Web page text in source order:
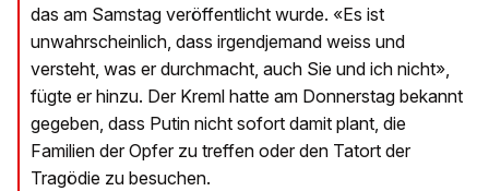
das am Samstag veröffentlicht wurde. «Es ist
unwahrscheinlich, dass irgendjemand weiss und
versteht, was er durchmacht, auch Sie und ich nicht»,
fügte er hinzu. Der Kreml hatte am Donnerstag bekannt
gegeben, dass Putin nicht sofort damit plant, die
Familien der Opfer zu treffen oder den Tatort der
Tragödie zu besuchen.